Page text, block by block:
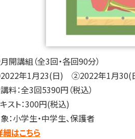
開講組（全3回・各回90分）
年1月23(日) ②2022年1月
料：全3回5390円（税込）
スト：300円(税込)
：小学生・中学生、保護者
細はこちら